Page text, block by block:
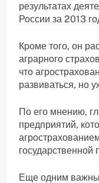
результатах
России за 2013
Кроме того, он
аграрного
что
развиваться, но
По его мнению,
предприятий,
государственной
Еще одним